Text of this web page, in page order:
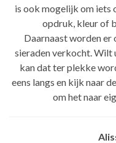
is ook mogelijk om iets
opdruk, kleur of
Daarnaast worden
sieraden verkocht. Wilt
kan dat ter plekke
eens langs en kijk naar
om het naar